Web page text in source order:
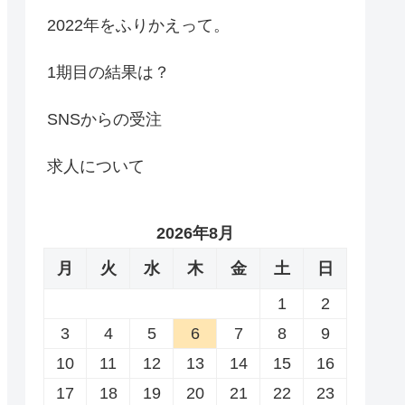
2022年をふりかえって。
1期目の結果は？
SNSからの受注
求人について
2026年8月
月
火 水 木 金 土
日
1
2
3
4 5 6 7 8
9
10
11 12 13 14 15
16
17
18 19 20 21 22 23